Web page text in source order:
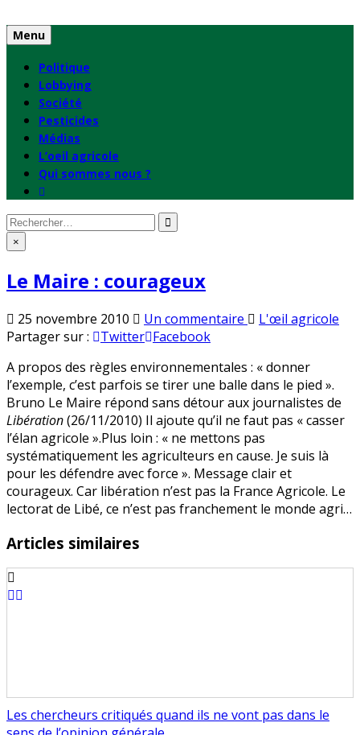
to
content
Menu
Politique
Lobbying
Société
Pesticides
Médias
L’oeil agricole
Qui sommes nous ?
Rechercher
: ×
Le Maire : courageux
25 novembre 2010 Un commentaire sur
courageux
Publié
L'œil agricole
Partager sur :
Twitter Facebook
A propos des règles environnementales : « donner
l’exemple, c’est parfois se tirer une balle dans le pied ».
Bruno Le Maire répond sans détour aux journalistes de
Libération(26/11/2010) Il ajoute qu’il ne faut pas « casser
l’élan agricole ».Plus loin : « ne mettons pas
systématiquement les agriculteurs en cause. Je suis là
pour les défendre avec force ». Message clair et
courageux. Car libération n’est pas la France Agricole. Le
lectorat de Libé, ce n’est pas franchement le monde agri…
Articles similaires
Les chercheurs critiqués quand ils ne vont pas dans le